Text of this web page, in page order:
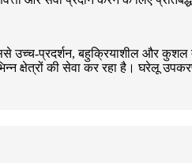
उच्च-प्रदर्शन, बहुक्रियाशील और कुशल
की सेवा कर रहा है। घरेलू